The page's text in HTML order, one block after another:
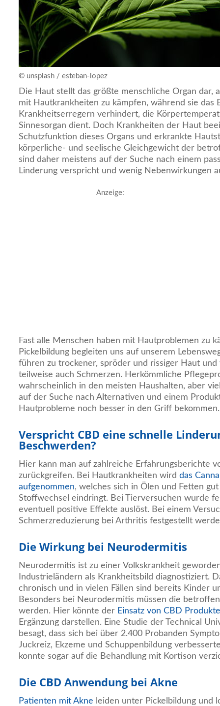
© unsplash / esteban-lopez
Die Haut stellt das größte menschliche Organ dar,
mit Hautkrankheiten zu kämpfen, während sie das
Krankheitserregern verhindert, die
Sinnesorgan dient. Doch Krankheiten der Haut
Schutzfunktion dieses Organs und erkrankte
körperliche- und seelische Gleichgewicht der
sind daher meistens auf der Suche nach einem
Linderung verspricht und wenig Nebenwirkungen
Anzeige:
Fast alle Menschen haben mit Hautproblemen zu
Pickelbildung begleiten uns auf unserem
führen zu trockener, spröder und rissiger Haut und
teilweise auch Schmerzen. Herkömmliche
wahrscheinlich in den meisten Haushalten, aber
auf der Suche nach Alternativen und einem
Hautprobleme noch besser in den Griff bekommen.
Verspricht CBD eine schnelle
Beschwerden?
Hier kann man auf zahlreiche Erfahrungsberichte
zurückgreifen. Bei Hautkrankheiten wird das
aufgenommen, welches sich in Ölen und Fetten
Stoffwechsel eindringt. Bei Tierversuchen wurde
eventuell positive Effekte auslöst. Bei einem
Schmerzreduzierung bei Arthritis festgestellt
Die Wirkung bei Neurodermitis
Neurodermitis ist zu einer Volkskrankheit
Industrieländern als Krankheitsbild diagnostiziert.
chronisch und in vielen Fällen sind bereits Kinder
Besonders bei Neurodermitis müssen die
werden. Hier könnte der Einsatz von CBD
Ergänzung darstellen. Eine Studie der Technical
besagt, dass sich bei über 2.400 Probanden
Juckreiz, Ekzeme und Schuppenbildung
konnte sogar auf die Behandlung mit Kortison
Die CBD Anwendung bei Akne
Patienten mit Akne leiden unter Pickelbildung und